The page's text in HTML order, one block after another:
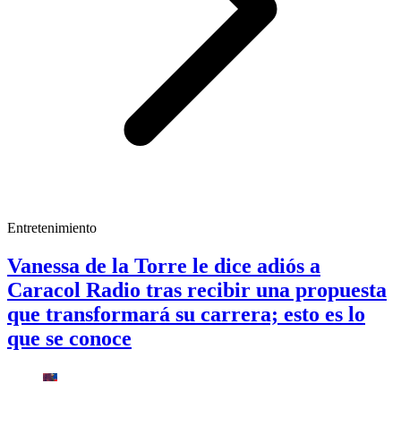
Entretenimiento
Vanessa de la Torre le dice adiós a
Caracol Radio tras recibir una propuesta
que transformará su carrera; esto es lo
que se conoce